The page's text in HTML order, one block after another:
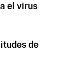
el virus
de